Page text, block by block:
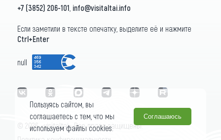
+7 (3852) 206-101 info@visitaltai.info
Если заметили в тексте опечатку, выделите её и нажмите
Ctrl+Enter
null
© 2026 «visitaltai» Все права защищены.
Пользуясь сайтом, вы
соглашаетесь с тем, что мы
используем файлы cookies.
Соглашаюсь